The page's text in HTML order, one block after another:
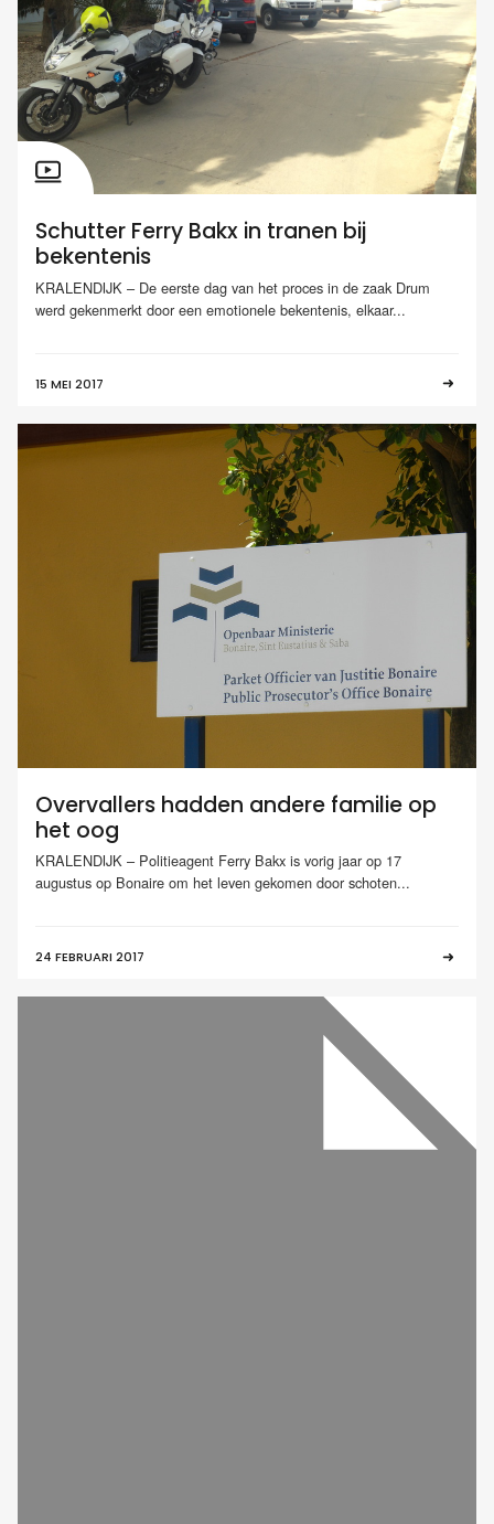
Schutter Ferry Bakx in tranen bij
bekentenis
KRALENDIJK – De eerste dag van het proces in de zaak Drum
werd gekenmerkt door een emotionele bekentenis, elkaar...
15 MEI 2017
Overvallers hadden andere familie op
het oog
KRALENDIJK – Politieagent Ferry Bakx is vorig jaar op 17
augustus op Bonaire om het leven gekomen door schoten...
24 FEBRUARI 2017